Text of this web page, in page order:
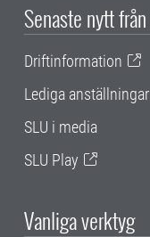
Senaste nytt från
Driftinformation
Lediga anställningar
SLU i media
SLU Play
Vanliga verktyg